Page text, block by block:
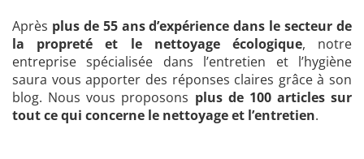
Après plus de 55 ans d’expérience dans le secteur de
la propreté et le nettoyage écologique, notre
entreprise spécialisée dans l’entretien et l’hygiène
saura vous apporter des réponses claires grâce à son
blog. Nous vous proposons plus de 100 articles sur
tout ce qui concerne le nettoyage et l’entretien.